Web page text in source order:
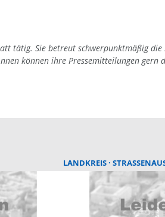
tätig. Sie betreut schwerpunktmäßig
können ihre Pressemitteilungen gern
LANDKREIS